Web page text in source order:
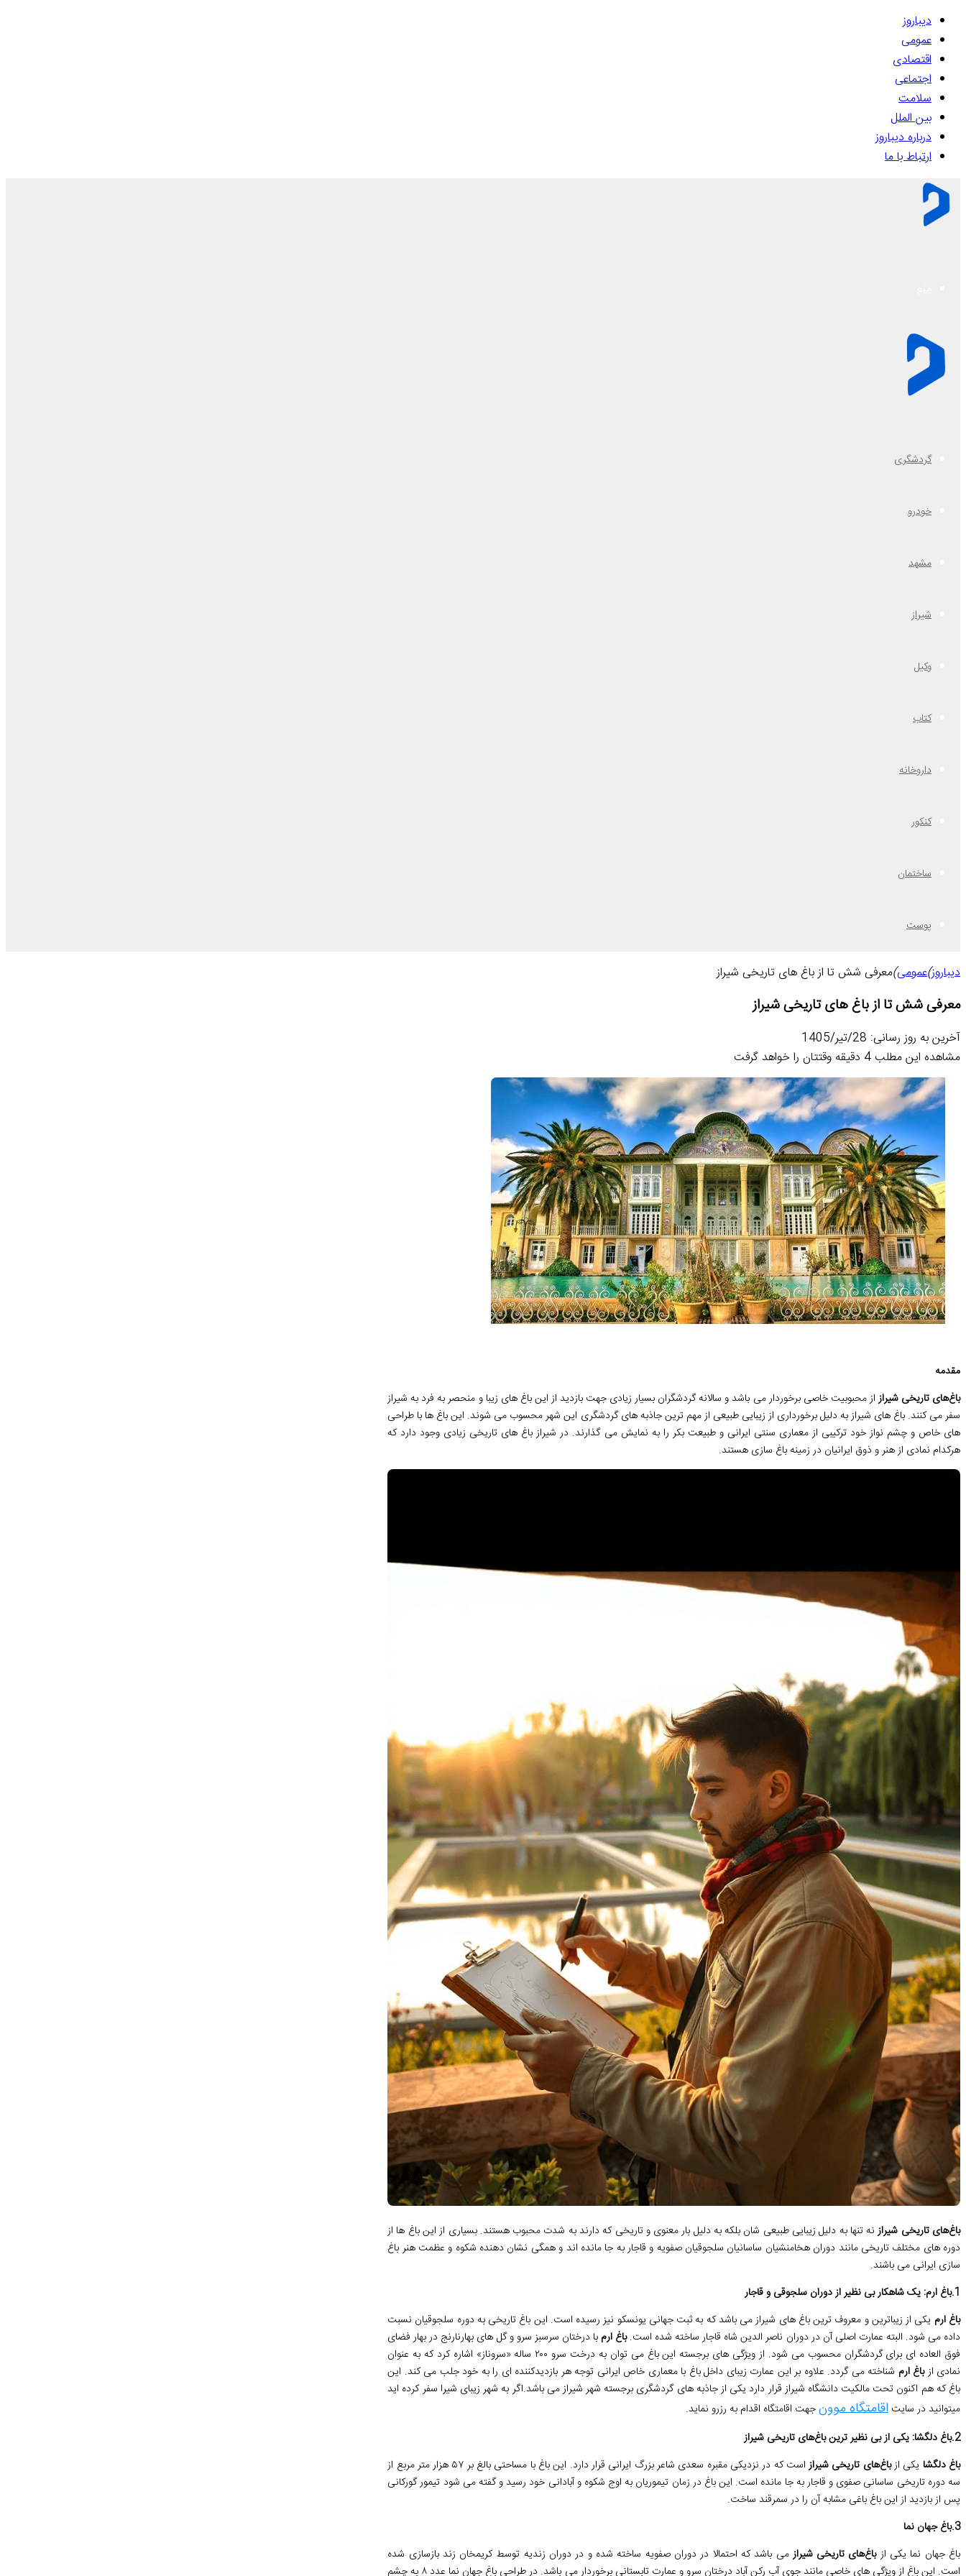
دیباروز
عمومی
اقتصادی
اجتماعی
سلامت
بین الملل
درباره دیباروز
ارتباط با ما
گردشگری
خودرو
مشهد
شیراز
وکیل
کتاب
داروخانه
کنکور
ساختمان
پوست
دیباروز)عمومی)معرفی شش تا از باغ های تاریخی شیراز
معرفی شش تا از باغ های تاریخی شیراز
آخرین به روز رسانی: 28/تیر/1405
مشاهده این مطلب 4 دقیقه وقتتان را خواهد گرفت
مقدمه
باغ‌های تاریخی شیرازاز محبوبیت خاصی برخوردار می باشد و سالانه گردشگران بسیار زیادی جهت بازدید از این باغ های زیبا و منحصر به فرد به شیراز
سفر می کنند. باغ‌ های شیراز به دلیل برخورداری از زیبایی طبیعی از مهم ‌ترین جاذبه ‌های گردشگری این شهر محسوب می ‌شوند. این باغ ‌ها با طراحی
‌های خاص و چشم ‌نواز خود ترکیبی از معماری سنتی ایرانی و طبیعت بکر را به نمایش می ‌گذارند. در شیراز باغ های تاریخی زیادی وجود دارد که
هرکدام نمادی از هنر و ذوق ایرانیان در زمینه باغ‌ سازی هستند.
باغ‌های تاریخی شیراز نه تنها به دلیل زیبایی طبیعی ‌شان بلکه به دلیل بار معنوی و تاریخی که دارند به شدت محبوب هستند. بسیاری از این باغ ‌ها از
دوره‌ های مختلف تاریخی مانند دوران هخامنشیان ساسانیان سلجوقیان صفویه و قاجار به جا مانده ‌اند و همگی نشان‌ دهنده شکوه و عظمت هنر باغ
‌سازی ایرانی می باشند.
1.باغ ارم: یک شاهکار بی نظیر از دوران سلجوقی و قاجار
باغ ارم یکی از زیباترین و معروف ‌ترین باغ ‌های شیراز می باشد که به ثبت جهانی یونسکو نیز رسیده است. این باغ تاریخی به دوره سلجوقیان نسبت
داده می ‌شود. البته عمارت اصلی آن در دوران ناصر الدین شاه قاجار ساخته شده است.باغ ارم با درختان سرسبز سرو و گل‌ های بهارنارنج در بهار فضای
فوق ‌العاده ‌ای برای گردشگران محسوب می شود. از ویژگی ‌های برجسته این باغ می ‌توان به درخت سرو ۲۰۰ ساله «سروناز» اشاره کرد که به عنوان
نمادی ازباغ ارم شناخته می گردد. علاوه بر این عمارت زیبای داخل باغ با معماری خاص ایرانی توجه هر بازدیدکننده ‌ای را به خود جلب می ‌کند. این
باغ که هم‌ اکنون تحت مالکیت دانشگاه شیراز قرار دارد یکی از جاذبه‌ های گردشگری برجسته شهر شیراز می باشد.اگر به شهر زیبای شیرا سفر کرده اید
میتوانید در سایت اقامتگاه موونجهت اقامتگاه اقدام به رزرو نماید.
2.باغ دلگشا: یکی از بی نظیر ترین باغ‌های تاریخی شیراز
باغ دلگشا یکی ازباغ‌های تاریخی شیراز
است که در نزدیکی مقبره سعدی شاعر بزرگ ایرانی قرار دارد. این باغ با مساحتی بالغ بر ۵۷ هزار متر مربع از
سه دوره تاریخی ساسانی صفوی و قاجار به جا مانده است. این باغ در زمان تیموریان به اوج شکوه و آبادانی خود رسید و گفته می ‌شود تیمور گورکانی
پس از بازدید از این باغ باغی مشابه آن را در سمرقند ساخت.
3.باغ جهان ‌نما
باغ جهان ‌نما یکی ازباغ‌های تاریخی شیراز می باشد که احتمالا در دوران صفویه ساخته شده و در دوران زندیه توسط کریمخان زند بازسازی شده
است. این باغ از ویژگی‌ های خاصی مانند جوی آب رکن ‌آباد درختان سرو و عمارت تابستانی برخوردار می باشد. در طراحی باغ جهان ‌نما عدد ۸ به چشم